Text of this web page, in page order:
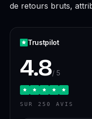
de retours bruts,
Trustpilot
4.8/ 5
SUR 250 AVIS